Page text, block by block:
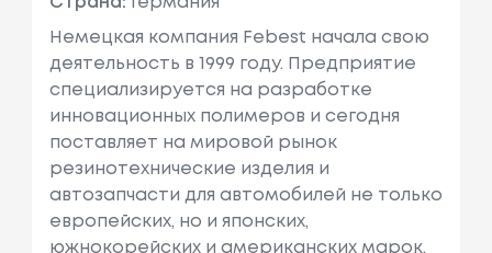
Немецкая компания Febest начала свою
деятельность в 1999 году. Предприятие
специализируется на разработке
инновационных полимеров и сегодня
поставляет на мировой рынок
резинотехнические изделия и
автозапчасти для автомобилей не только
европейских, но и японских,
южнокорейских и американских марок.